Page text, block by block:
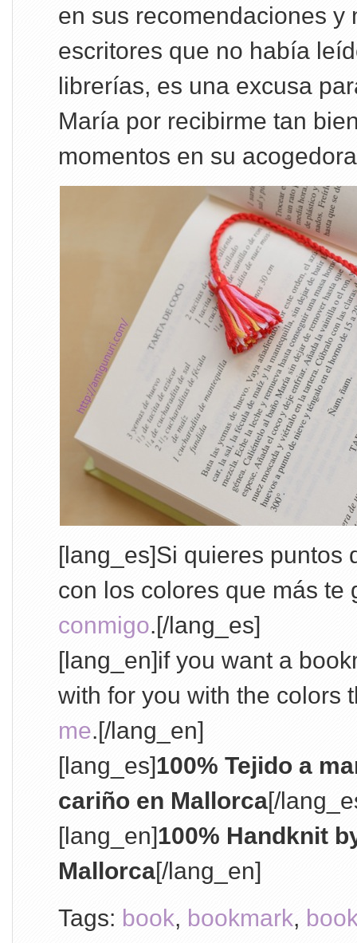
en sus recomendaciones y
escritores que no había
librerías, es una excusa
María por recibirme tan
momentos en su
[lang_es]Si quieres puntos
con los colores que más te
conmigo.[/lang_es]
[lang_en]if you want a
with for you with the colors
me.[/lang_en]
[lang_es]100% Tejido a
cariño en Mallorca[/
[lang_en]100% Handknit
Mallorca[/lang_en]
Tags: book, bookmark,